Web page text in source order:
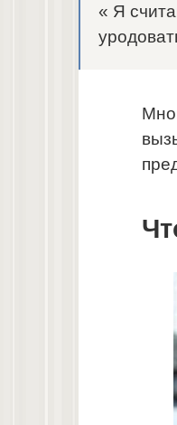
« Я